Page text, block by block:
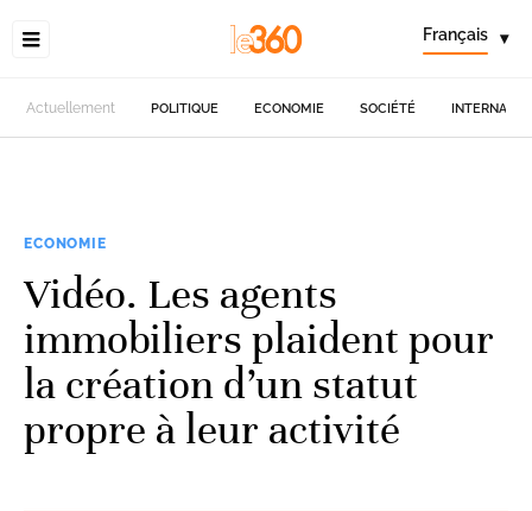
Français ▾
Actuellement POLITIQUE ECONOMIE SOCIÉTÉ
ECONOMIE
Vidéo. Les agents
immobiliers plaident pour
la création d’un statut
propre à leur activité